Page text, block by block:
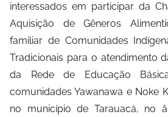
interessados em participar da
Aquisição de Gêneros
familiar de Comunidades
Tradicionais para o atendimento
da Rede de Educação
comunidades Yawanawa e Noke
no município de Tarauacá, no